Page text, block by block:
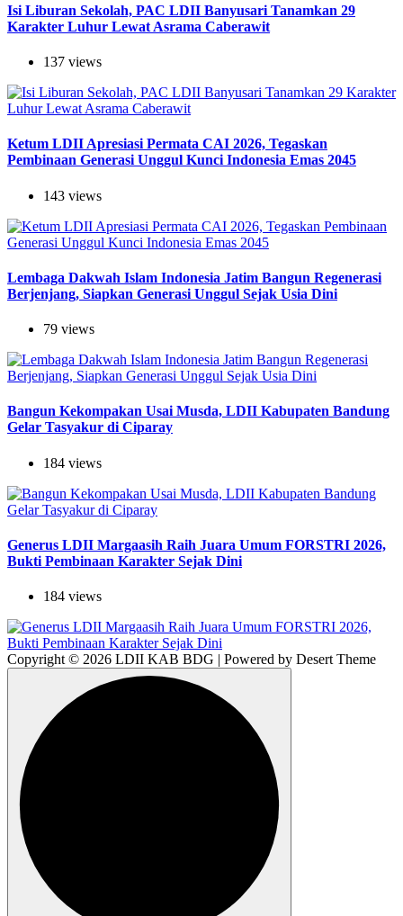
Isi Liburan Sekolah, PAC LDII Banyusari Tanamkan 29
Karakter Luhur Lewat Asrama Caberawit
137 views
Ketum LDII Apresiasi Permata CAI 2026, Tegaskan
Pembinaan Generasi Unggul Kunci Indonesia Emas 2045
143 views
Lembaga Dakwah Islam Indonesia Jatim Bangun Regenerasi
Berjenjang, Siapkan Generasi Unggul Sejak Usia Dini
79 views
Bangun Kekompakan Usai Musda, LDII Kabupaten Bandung
Gelar Tasyakur di Ciparay
184 views
Generus LDII Margaasih Raih Juara Umum FORSTRI 2026,
Bukti Pembinaan Karakter Sejak Dini
184 views
Copyright © 2026 LDII KAB BDG | Powered by Desert Theme